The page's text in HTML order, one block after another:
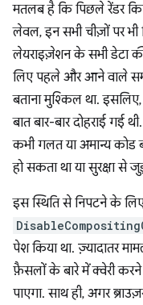
मतलब है कि पिछले रेंडर
लेवल, इन सभी चीज़ों पर भी
लेयराइज़ेशन के सभी डेटा
लिए पहले और आने वाले
बताना मुश्किल था.
बात बार-बार दोहराई गई
कभी गलत या अमान्य कोड
हो सकता था या सुरक्षा से
इस स्थिति से निपटने के
पेश किया था. ज़्यादातर
फ़ैसलों के बारे में क्वेरी करने
पाएगा. साथ ही, अगर